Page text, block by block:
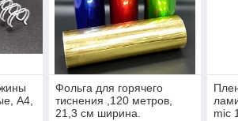
А4,
Фольга для горячего
тиснения ,120 метров,
21,3 см ширина.
mic